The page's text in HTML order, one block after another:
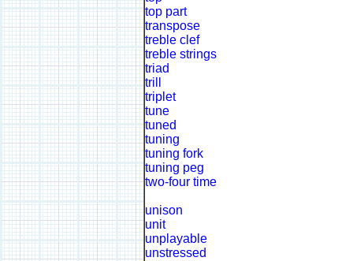
top part
transpose
treble clef
treble strings
triad
trill
triplet
tune
tuned
tuning
tuning fork
tuning peg
two-four time
unison
unit
unplayable
unstressed